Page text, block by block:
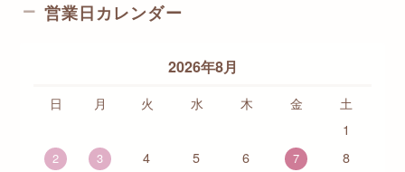
営業日カレンダー
2026年8月
日 月 火 水 木 金
土
1
2 3 4 5 6 7 8